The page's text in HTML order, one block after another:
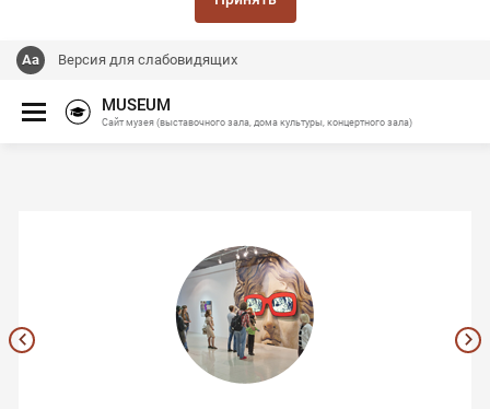
Версия для слабовидящих
MUSEUM
Сайт музея (выставочного зала, дома культуры, концертного зала)